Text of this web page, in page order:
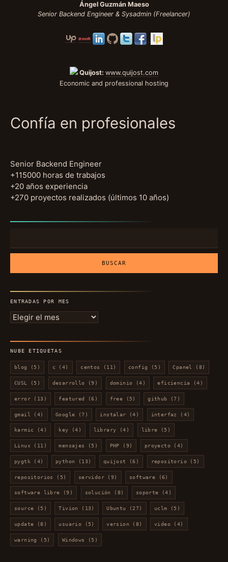
Ángel Guzmán Maeso
Senior Backend Engineer & Sysadmin (Freelancer)
Quijost: www.quijost.com
Economic and professional hosting
Confía en profesionales
Senior Backend Engineer
+115000 horas de trabajos
+20 años experiencia
+270 proyectos realizados (últimos 10 años)
ENTRADAS POR MES
Entradas
NUBE ETIQUETAS
blog (5) c (4) centos (11) config (5) Cpanel (8)
CUSL (5) desarrollo (9) dominio (4) eficiencia (4)
error(13) featured (6) free (5) github (7)
gmail (4) Google (7) instalar (4) interfaz (4)
karmic (4) key (4) library (4) libre (5)
Linux (11) mensajes (5) PHP (9) proyecto (4)
pygtk (4) python (13) quijost (6) repositorio (5)
repositorios (5) servidor(9) software (6)
software libre (9) solución (8) soporte (4)
source (5) Tivion (13) Ubuntu (27) uclm (5)
update (8) usuario (5) version (8) video (4)
warning (5) Windows (5)